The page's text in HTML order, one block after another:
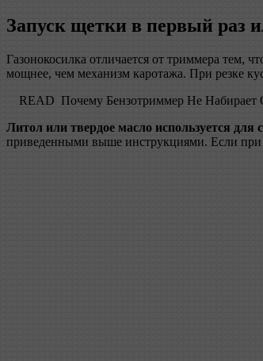
Запуск щетки в первый раз
Газонокосилка отличается от триммера тем,
мощнее, чем механизм каротажа. При резке
READ Почему Бензотриммер Не Набирает
Литол или твердое масло используется для
приведенными выше инструкциями. Если при